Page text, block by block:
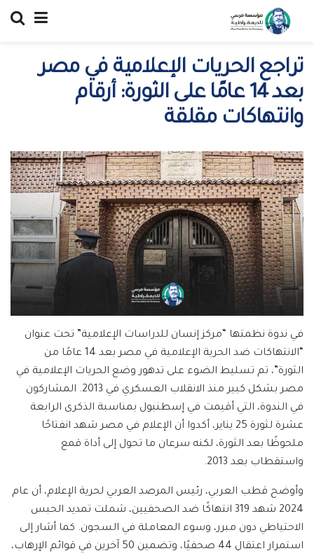
تراجع الحريات الإعلامية في مصر
بعد 14 عامًا على الثورة: أرقام
وانتهاكات مقلقة
في ندوة نظمتها “مركز إنسان للدراسات الإعلامية” تحت عنوان
“الانتهاكات ضد الحرية الإعلامية في مصر بعد 14 عامًا من
الثورة”، تم تسليط الضوء على تدهور وضع الحريات الإعلامية في
مصر بشكل كبير منذ الانقلاب العسكري في 2013. المشاركون
في الندوة، التي أقيمت في إسطنبول بمناسبة الذكرى الرابعة
عشرة لثورة 25 يناير، أكدوا أن الإعلام في مصر شهد انفتاحًا
ملحوظًا بعد الثورة، لكنه سرعان ما تحول إلى أداة قمع
واستقطاب بعد 2013.
وأوضح قطب العربي، رئيس المرصد العربي لحرية الإعلام، أن عام
2024 شهد 319 انتهاكًا ضد الصحفيين، شملت تمديد الحبس
الاحتياطي دون مبرر، وسوء المعاملة في السجون. كما أشار إلى
استمرار اعتقال 44 صحفيًا، وتضمين 50 آخرين في قوائم الإرهاب،